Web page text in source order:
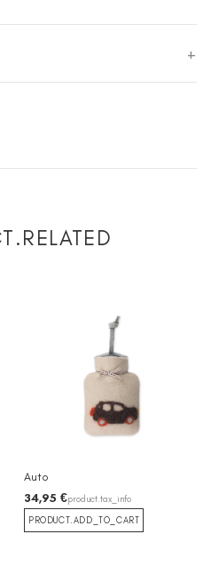
Auto
34,95 €product.tax_info
PRODUCT.ADD_TO_CART